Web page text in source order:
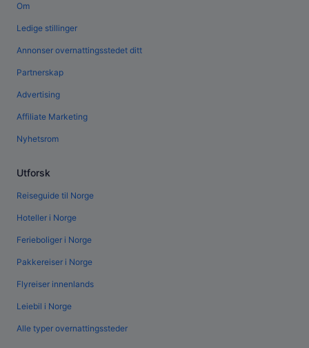
Om
Ledige stillinger
Annonser overnattingsstedet ditt
Partnerskap
Advertising
Affiliate Marketing
Nyhetsrom
Utforsk
Reiseguide til Norge
Hoteller i Norge
Ferieboliger i Norge
Pakkereiser i Norge
Flyreiser innenlands
Leiebil i Norge
Alle typer overnattingssteder